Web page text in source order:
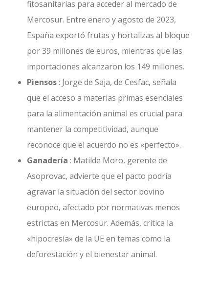
fitosanitarias para acceder al mercado de
Mercosur. Entre enero y agosto de 2023,
España exportó frutas y hortalizas al bloque
por 39 millones de euros, mientras que las
importaciones alcanzaron los 149 millones.
Piensos: Jorge de Saja, de Cesfac, señala
que el acceso a materias primas esenciales
para la alimentación animal es crucial para
mantener la competitividad, aunque
reconoce que el acuerdo no es «perfecto».
Ganadería : Matilde Moro, gerente de
Asoprovac, advierte que el pacto podría
agravar la situación del sector bovino
europeo, afectado por normativas menos
estrictas en Mercosur. Además, critica la
«hipocresía» de la UE en temas como la
deforestación y el bienestar animal.